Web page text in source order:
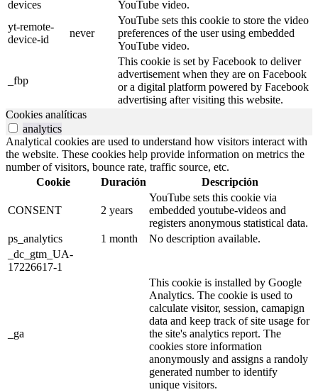
devices
YouTube video.
yt-remote-
device-id
never
YouTube sets this cookie to store the video
preferences of the user using embedded
YouTube video.
_fbp
This cookie is set by Facebook to deliver
advertisement when they are on Facebook
or a digital platform powered by Facebook
advertising after visiting this website.
Cookies analíticas
analytics
Analytical cookies are used to understand how visitors interact with
the website. These cookies help provide information on metrics the
number of visitors, bounce rate, traffic source, etc.
Cookie
Duración Descripción
CONSENT 2 years
YouTube sets this cookie via
embedded youtube-videos and
registers anonymous statistical data.
ps_analytics
1 month
No description available.
_dc_gtm_UA-
17226617-1
_ga
This cookie is installed by Google
Analytics. The cookie is used to
calculate visitor, session, camapign
data and keep track of site usage for
the site's analytics report. The
cookies store information
anonymously and assigns a randoly
generated number to identify
unique visitors.